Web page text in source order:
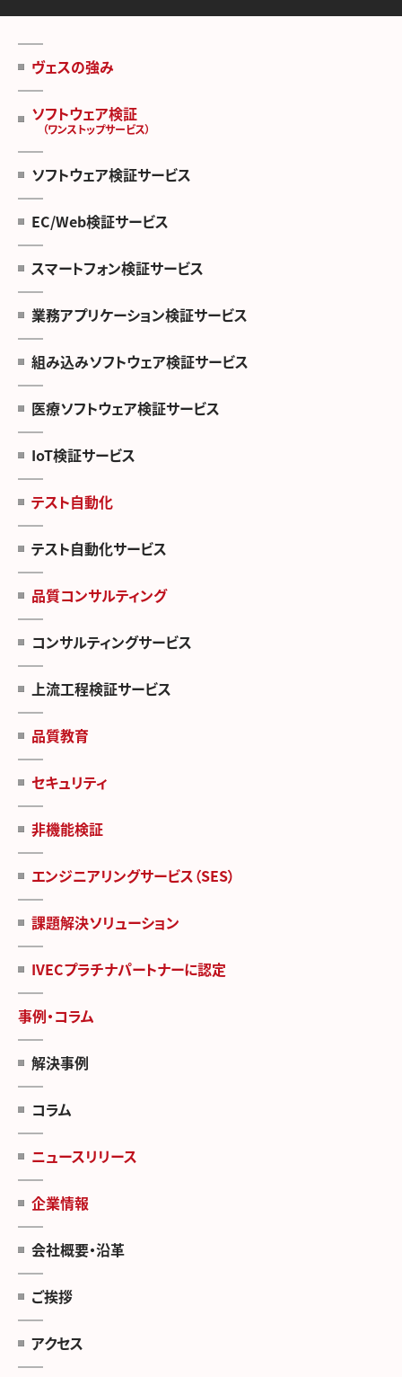
ヴェスの強み
ソフトウェア検証
（ワンストップサービス）
ソフトウェア検証サービス
EC/Web検証サービス
スマートフォン検証サービス
業務アプリケーション検証サービス
組み込みソフトウェア検証サービス
医療ソフトウェア検証サービス
IoT検証サービス
テスト自動化
テスト自動化サービス
品質コンサルティング
コンサルティングサービス
上流工程検証サービス
品質教育
セキュリティ
非機能検証
エンジニアリングサービス（SES）
課題解決ソリューション
IVECプラチナパートナーに認定
事例・コラム
解決事例
コラム
ニュースリリース
企業情報
会社概要・沿革
ご挨拶
アクセス